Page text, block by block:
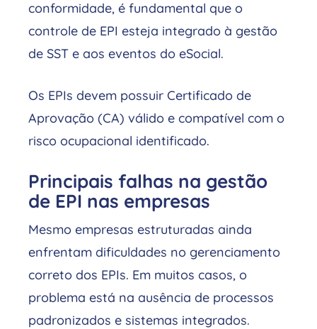
conformidade, é fundamental que o
controle de EPI esteja integrado à gestão
de SST e aos eventos do eSocial.
Os EPIs devem possuir Certificado de
Aprovação (CA) válido e compatível com o
risco ocupacional identificado.
Principais falhas na gestão
de EPI nas empresas
Mesmo empresas estruturadas ainda
enfrentam dificuldades no gerenciamento
correto dos EPIs. Em muitos casos, o
problema está na ausência de processos
padronizados e sistemas integrados.